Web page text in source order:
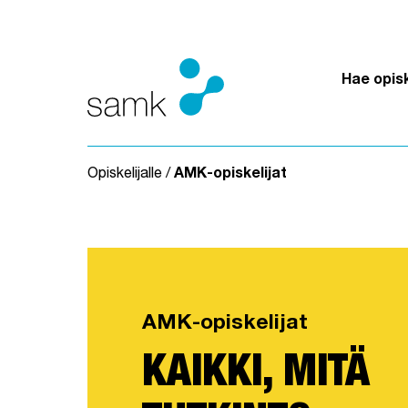
Hae
Opiskelijalle / AMK-opiskelijat
AMK-opiskelijat
KAIKKI, MITÄ